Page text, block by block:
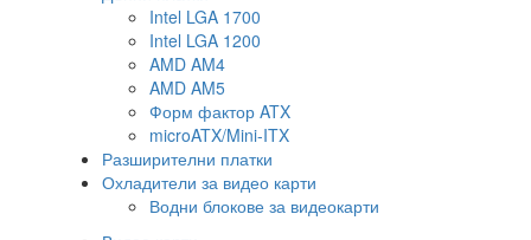
Intel LGA 1700
Intel LGA 1200
AMD AM4
AMD AM5
Форм фактор ATX
microATX/Mini-ITX
Разширителни платки
Охладители за видео карти
Водни блокове за видеокарти